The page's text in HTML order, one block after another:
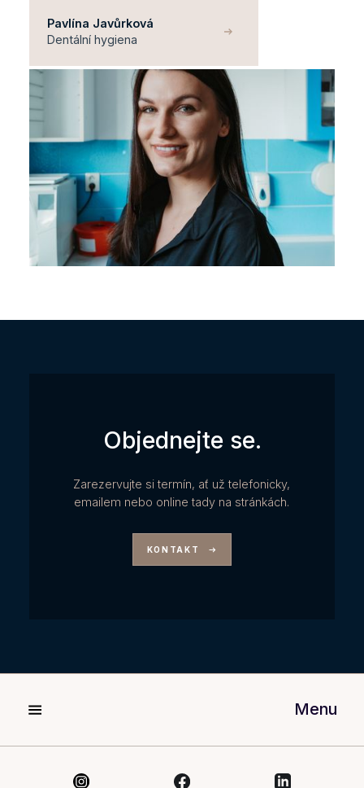
Pavlína Javůrková
Dentální hygiena
Objednejte se.
Zarezervujte si termín, ať už telefonicky,
emailem nebo online tady na stránkách.
KONTAKT
Menu